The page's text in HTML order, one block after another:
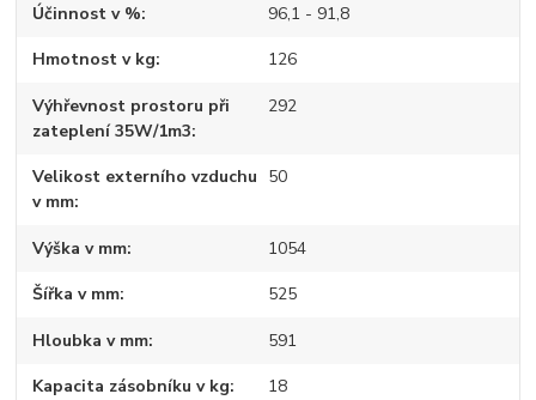
Účinnost v % 96,1 - 91,8
Hmotnost v kg 126
Výhřevnost prostoru při
zateplení 35W/1m3
292
Velikost externího vzduchu
v mm
50
Výška v mm 1054
Šířka v mm 525
Hloubka v mm 591
Kapacita zásobníku v kg 18